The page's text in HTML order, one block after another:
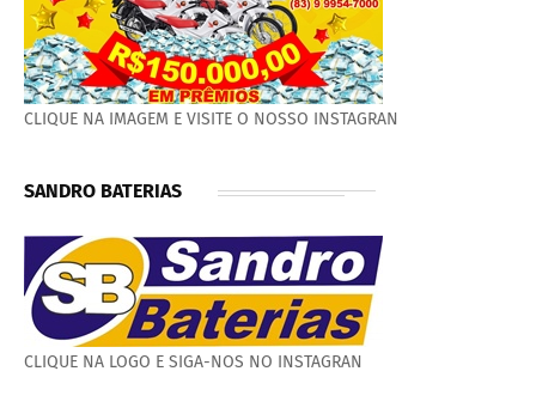
CLIQUE NA IMAGEM E VISITE O NOSSO INSTAGRAN
SANDRO BATERIAS
CLIQUE NA LOGO E SIGA-NOS NO INSTAGRAN